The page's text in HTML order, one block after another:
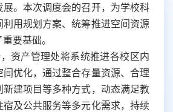
展。本次调度会的召开，为学校科
利用规划方案、统筹推进空间资源
要基础。
资产管理处将系统推进各校区内
间优化，通过整合存量资源、合理
新建项目等多种方式，动态满足教
宿及公共服务等多元化需求，持续